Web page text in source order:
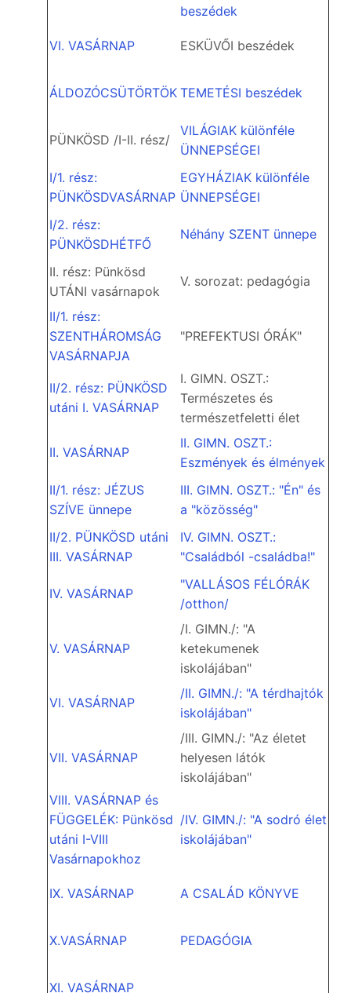
beszédek
VI. VASÁRNAP ESKÜVŐI beszédek
ÁLDOZÓCSÜTÖRTÖK TEMETÉSI beszédek
PÜNKÖSD /I-II. rész/
VILÁGIAK különféle
ÜNNEPSÉGEI
I/1. rész:
PÜNKÖSDVASÁRNAP
EGYHÁZIAK különféle
ÜNNEPSÉGEI
I/2. rész:
PÜNKÖSDHÉTFŐ
Néhány SZENT ünnepe
II. rész: Pünkösd
UTÁNI vasárnapok
V. sorozat: pedagógia
II/1. rész:
SZENTHÁROMSÁG
VASÁRNAPJA
"PREFEKTUSI ÓRÁK"
II/2. rész: PÜNKÖSD
utáni I. VASÁRNAP
I. GIMN. OSZT.:
Természetes és
természetfeletti élet
II. VASÁRNAP
II. GIMN. OSZT.:
Eszmények és élmények
II/1. rész: JÉZUS
SZÍVE ünnepe
III. GIMN. OSZT.: "Én" és
a "közösség"
II/2. PÜNKÖSD utáni
III. VASÁRNAP
IV. GIMN. OSZT.:
"Családból -családba!"
IV. VASÁRNAP
"VALLÁSOS FÉLÓRÁK
/otthon/
V. VASÁRNAP
/I. GIMN./: "A
ketekumenek
iskolájában"
VI. VASÁRNAP
/II. GIMN./: "A térdhajtók
iskolájában"
VII. VASÁRNAP
/III. GIMN./: "Az életet
helyesen látók
iskolájában"
VIII. VASÁRNAP és
FÜGGELÉK: Pünkösd
utáni I-VIII
Vasárnapokhoz
/IV. GIMN./: "A sodró élet
iskolájában"
IX. VASÁRNAP A CSALÁD KÖNYVE
X.VASÁRNAP PEDAGÓGIA
XI. VASÁRNAP